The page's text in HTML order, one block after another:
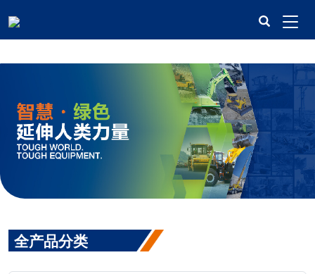
米兰平台
全产品分类